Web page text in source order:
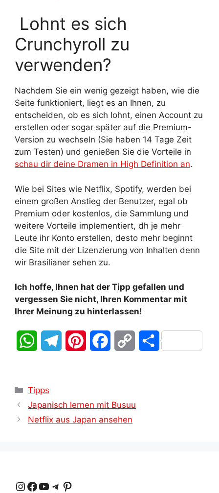
Lohnt es sich
Crunchyroll zu
verwenden?
Nachdem Sie ein wenig gezeigt haben, wie die
Seite funktioniert, liegt es an Ihnen, zu
entscheiden, ob es sich lohnt, einen Account zu
erstellen oder sogar später auf die Premium-
Version zu wechseln (Sie haben 14 Tage Zeit
zum Testen) und genießen Sie die Vorteile in
schau dir deine Dramen in High Definition an.
Wie bei Sites wie Netflix, Spotify, werden bei
einem großen Anstieg der Benutzer, egal ob
Premium oder kostenlos, die Sammlung und
weitere Vorteile implementiert, dh je mehr
Leute ihr Konto erstellen, desto mehr beginnt
die Site mit der Lizenzierung von Inhalten denn
wir Brasilianer sehen zu.
Ich hoffe, Ihnen hat der Tipp gefallen und
vergessen Sie nicht, Ihren Kommentar mit
Ihrer Meinung zu hinterlassen!
W
t
s
p
e
g
m
t
e
e
b
y
T
Kategorien
Tipps
Japanisch lernen mit Busuu
Netflix aus Japan ansehen
Instagram Facebook YouTube Telegramm Pinterest